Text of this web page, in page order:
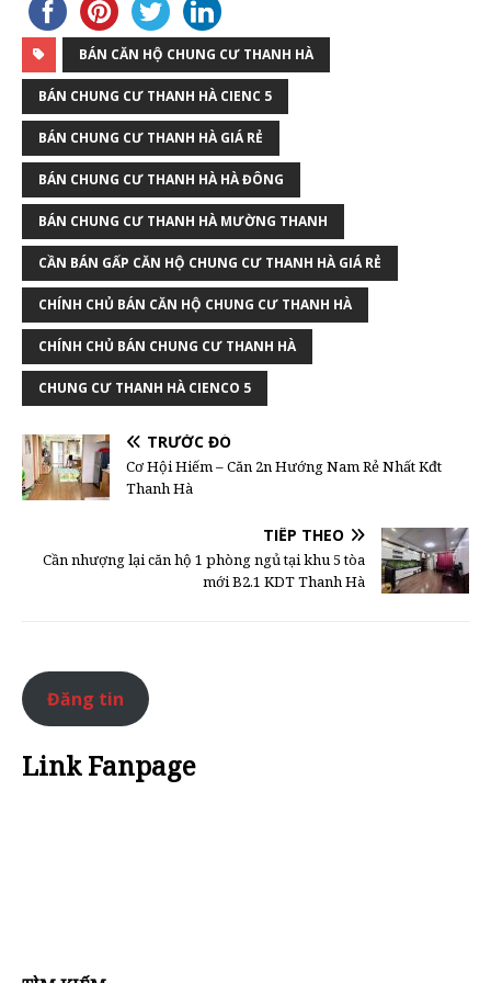
BÁN CĂN HỘ CHUNG CƯ THANH HÀ
BÁN CHUNG CƯ THANH HÀ CIENC 5
BÁN CHUNG CƯ THANH HÀ GIÁ RẺ
BÁN CHUNG CƯ THANH HÀ HÀ ĐÔNG
BÁN CHUNG CƯ THANH HÀ MƯỜNG THANH
CẦN BÁN GẤP CĂN HỘ CHUNG CƯ THANH HÀ GIÁ RẺ
CHÍNH CHỦ BÁN CĂN HỘ CHUNG CƯ THANH HÀ
CHÍNH CHỦ BÁN CHUNG CƯ THANH HÀ
CHUNG CƯ THANH HÀ CIENCO 5
TRƯỚC ĐÓ
Cơ Hội Hiếm – Căn 2n Hướng Nam Rẻ Nhất Kđt
Thanh Hà
TIẾP THEO
Cần nhượng lại căn hộ 1 phòng ngủ tại khu 5 tòa
mới B2.1 KDT Thanh Hà
Đăng tin
Link Fanpage